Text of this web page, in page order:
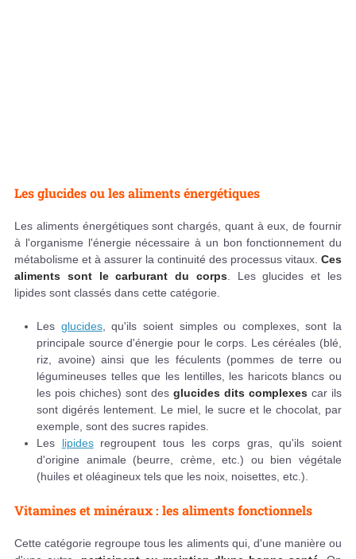
Les glucides ou les aliments énergétiques
Les aliments énergétiques sont chargés, quant à eux, de fournir
à l'organisme l'énergie nécessaire à un bon fonctionnement du
métabolisme et à assurer la continuité des processus vitaux. Ces
aliments sont le carburant du corps. Les glucides et les
lipides sont classés dans cette catégorie.
Les glucides, qu'ils soient simples ou complexes, sont la
principale source d'énergie pour le corps. Les céréales (blé,
riz, avoine) ainsi que les féculents (pommes de terre ou
légumineuses telles que les lentilles, les haricots blancs ou
les pois chiches) sont des glucides dits complexes car ils
sont digérés lentement. Le miel, le sucre et le chocolat, par
exemple, sont des sucres rapides.
Les lipidesregroupent tous les corps gras, qu'ils soient
d'origine animale (beurre, crème, etc.) ou bien végétale
(huiles et oléagineux tels que les noix, noisettes, etc.).
Vitamines et minéraux : les aliments fonctionnels
Cette catégorie regroupe tous les aliments qui, d'une manière ou